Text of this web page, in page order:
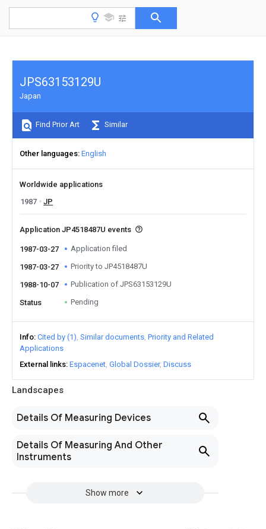
Landscapes
Details Of Measuring Devices
Details Of Measuring And Other
Instruments
Show more
JPS63153129U
Japan
Find Prior Art Similar
Other languages English
Worldwide applications
1987
JP
Application JP4518487U events
1987-03-27 Application filed
1987-03-27 Priority to JP4518487U
1988-10-07 Publication of JPS63153129U
Status Pending
Info Cited by (1) Similar documents Priority and Related
Applications
External links Espacenet Global Dossier Discuss